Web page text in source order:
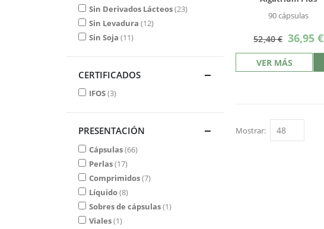
Sin Derivados Lácteos 23
Sin Levadura 12
Sin Soja 11
CERTIFICADOS
IFOS 3
PRESENTACIÓN
Cápsulas 66
Perlas 17
Comprimidos 7
Líquido 8
Sobres de cápsulas 1
Viales 1
90 cápsulas
52,40 € Precio
especial
36,95 €
VER MÁS
Mostrar